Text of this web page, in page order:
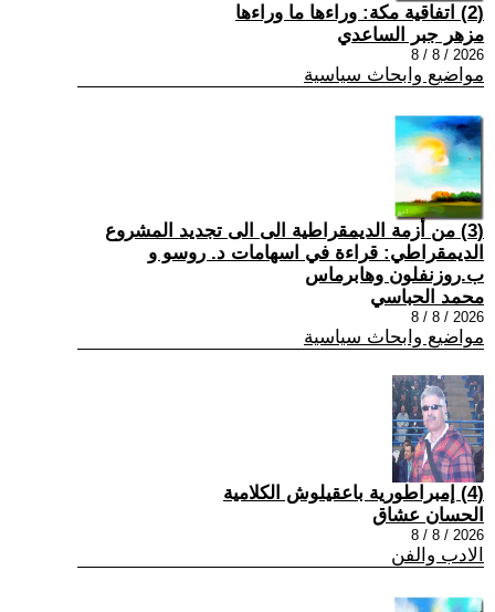
(2) اتفاقية مكة: وراءها ما وراءها
مزهر جبر الساعدي
2026 / 8 / 8
مواضيع وابحاث سياسية
(3) من أزمة الديمقراطية الى الى تجديد المشروع
الديمقراطي: قراءة في اسهامات د. روسو و
ب.روزنفلون وهابرماس
محمد الحباسي
2026 / 8 / 8
مواضيع وابحاث سياسية
(4) إمبراطورية باعقيلوش الكلامية
الحسان عشاق
2026 / 8 / 8
الادب والفن